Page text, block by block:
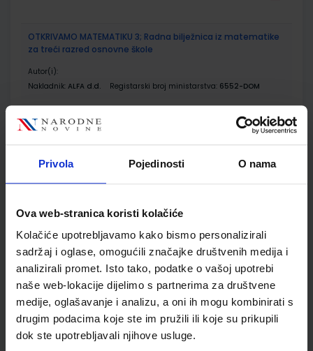
Privola Pojedinosti O nama
Ova web-stranica koristi kolačiće
Kolačiće upotrebljavamo kako bismo personalizirali
sadržaj i oglase, omogućili značajke društvenih medija i
analizirali promet. Isto tako, podatke o vašoj upotrebi
naše web-lokacije dijelimo s partnerima za društvene
medije, oglašavanje i analizu, a oni ih mogu kombinirati s
drugim podacima koje ste im pružili ili koje su prikupili
dok ste upotrebljavali njihove usluge.
OTKRIVAMO MATEMATIKU 3; Radna bilježnica iz matematike
za treći razred osnovne škole
Autor(i):
Nakladnik: ALFA d.d. Registarski broj ministarstva: 6552-DOM
Udžbenik Omot
OTKRIVAMO MATEMATIKU 3; zbirka zadataka iz matematike
Autor(i): Dubravka Glasnović Gracin Gabriela Žokalj Tanja Souice
Nakladnik:
Registarski broj ministarstva:6552-DOM2
SKU:567164 CIJENA:9,50 €
ŠIFRA OMOTA:500167
Udžbenik